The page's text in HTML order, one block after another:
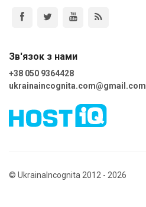
Зв'язок з нами
+38 050 9364428
ukrainaincognita.com@gmail.com
© UkrainaIncognita 2012 - 2026